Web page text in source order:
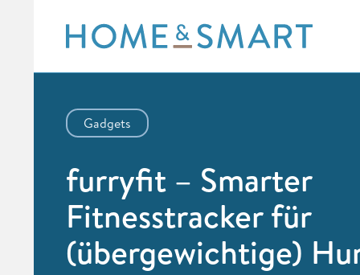
content
Gadgets
furryfit – Smarter
Fitnesstracker für
(übergewichtige)